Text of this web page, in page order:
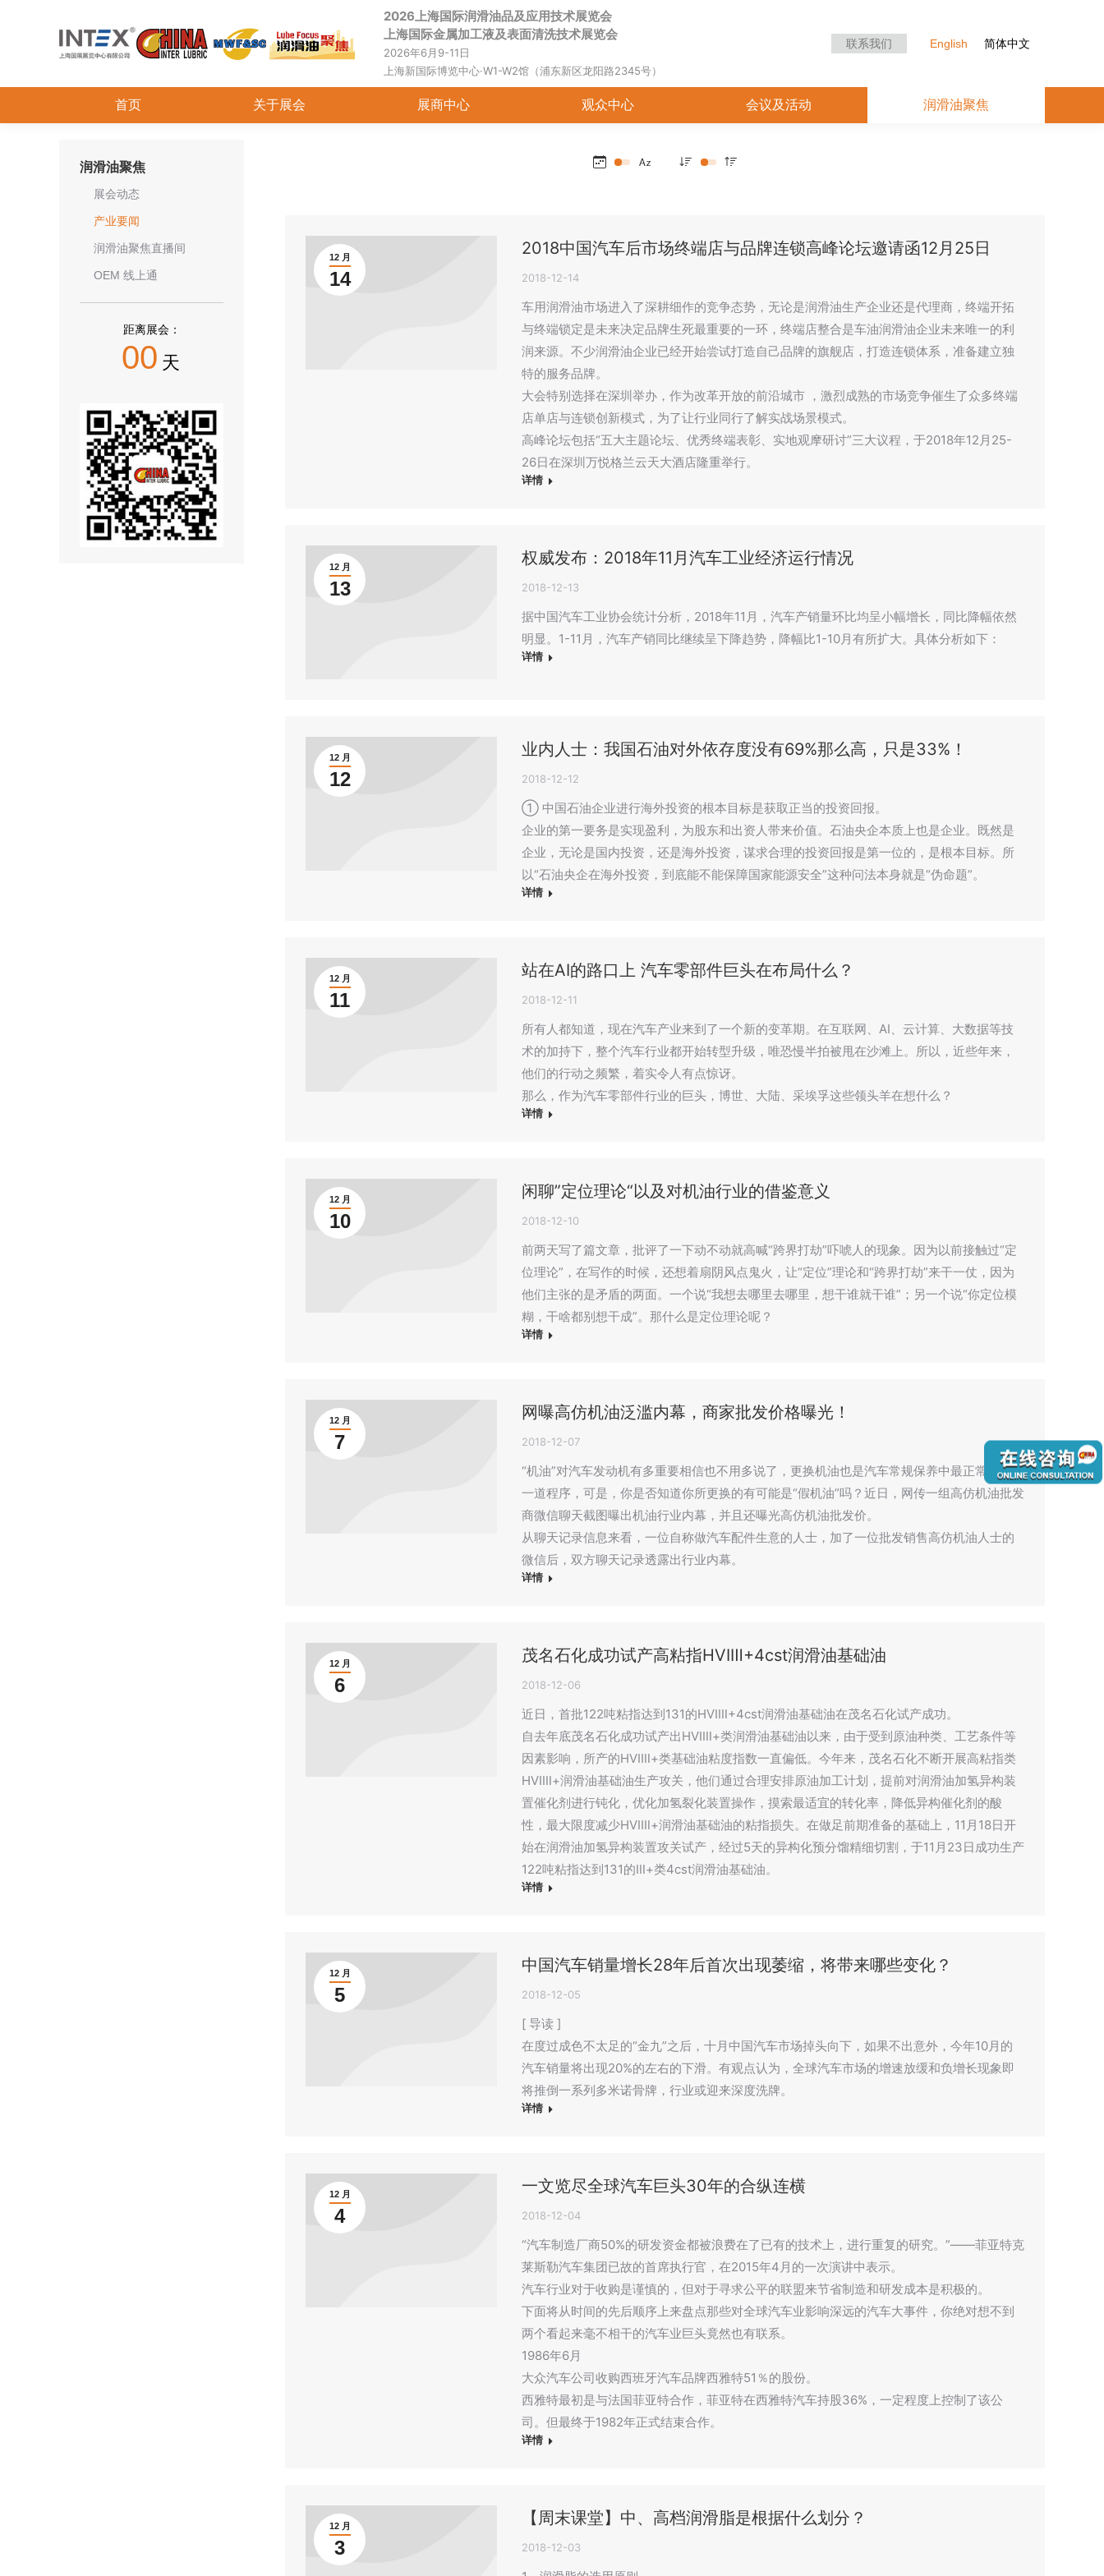
2026上海国际润滑油品及应用技术展览会
上海国际金属加工液及表面清洗技术展览会
2026年6月9-11日
上海新国际博览中心·W1-W2馆（浦东新区龙阳路2345号）
联系我们 English 简体中文
首页 关于展会 展商中心 观众中心 会议及活动 润滑油聚焦
12 月
14
2018中国汽车后市场终端店与品牌连锁高峰论坛邀请函12月25日
2018-12-14
车用润滑油市场进入了深耕细作的竞争态势，无论是润滑油生产企业还是代理商，终端开拓
与终端锁定是未来决定品牌生死最重要的一环，终端店整合是车油润滑油企业未来唯一的利
润来源。不少润滑油企业已经开始尝试打造自己品牌的旗舰店，打造连锁体系，准备建立独
特的服务品牌。
大会特别选择在深圳举办，作为改革开放的前沿城市 ，激烈成熟的市场竞争催生了众多终端
店单店与连锁创新模式，为了让行业同行了解实战场景模式。
高峰论坛包括“五大主题论坛、优秀终端表彰、实地观摩研讨”三大议程，于2018年12月25-
26日在深圳万悦格兰云天大酒店隆重举行。
详情
12 月
13
权威发布：2018年11月汽车工业经济运行情况
2018-12-13
据中国汽车工业协会统计分析，2018年11月，汽车产销量环比均呈小幅增长，同比降幅依然
明显。1-11月，汽车产销同比继续呈下降趋势，降幅比1-10月有所扩大。具体分析如下：
详情
12 月
12
业内人士：我国石油对外依存度没有69%那么高，只是33%！
2018-12-12
① 中国石油企业进行海外投资的根本目标是获取正当的投资回报。
企业的第一要务是实现盈利，为股东和出资人带来价值。石油央企本质上也是企业。既然是
企业，无论是国内投资，还是海外投资，谋求合理的投资回报是第一位的，是根本目标。所
以“石油央企在海外投资，到底能不能保障国家能源安全”这种问法本身就是“伪命题”。
详情
12 月
11
站在AI的路口上 汽车零部件巨头在布局什么？
2018-12-11
所有人都知道，现在汽车产业来到了一个新的变革期。在互联网、AI、云计算、大数据等技
术的加持下，整个汽车行业都开始转型升级，唯恐慢半拍被甩在沙滩上。所以，近些年来，
他们的行动之频繁，着实令人有点惊讶。
那么，作为汽车零部件行业的巨头，博世、大陆、采埃孚这些领头羊在想什么？
详情
12 月
10
闲聊”定位理论“以及对机油行业的借鉴意义
2018-12-10
前两天写了篇文章，批评了一下动不动就高喊“跨界打劫”吓唬人的现象。因为以前接触过“定
位理论”，在写作的时候，还想着扇阴风点鬼火，让“定位”理论和“跨界打劫”来干一仗，因为
他们主张的是矛盾的两面。一个说“我想去哪里去哪里，想干谁就干谁”；另一个说“你定位模
糊，干啥都别想干成”。那什么是定位理论呢？
详情
12 月
7
网曝高仿机油泛滥内幕，商家批发价格曝光！
2018-12-07
“机油”对汽车发动机有多重要相信也不用多说了，更换机油也是汽车常规保养中最正常不过的
一道程序，可是，你是否知道你所更换的有可能是“假机油”吗？近日，网传一组高仿机油批发
商微信聊天截图曝出机油行业内幕，并且还曝光高仿机油批发价。
从聊天记录信息来看，一位自称做汽车配件生意的人士，加了一位批发销售高仿机油人士的
微信后，双方聊天记录透露出行业内幕。
详情
12 月
6
茂名石化成功试产高粘指HVIⅢ+4cst润滑油基础油
2018-12-06
近日，首批122吨粘指达到131的HVIⅢ+4cst润滑油基础油在茂名石化试产成功。
自去年底茂名石化成功试产出HVIⅢ+类润滑油基础油以来，由于受到原油种类、工艺条件等
因素影响，所产的HVIⅢ+类基础油粘度指数一直偏低。今年来，茂名石化不断开展高粘指类
HVIⅢ+润滑油基础油生产攻关，他们通过合理安排原油加工计划，提前对润滑油加氢异构装
置催化剂进行钝化，优化加氢裂化装置操作，摸索最适宜的转化率，降低异构催化剂的酸
性，最大限度减少HVIⅢ+润滑油基础油的粘指损失。在做足前期准备的基础上，11月18日开
始在润滑油加氢异构装置攻关试产，经过5天的异构化预分馏精细切割，于11月23日成功生产
122吨粘指达到131的Ⅲ+类4cst润滑油基础油。
详情
12 月
5
中国汽车销量增长28年后首次出现萎缩，将带来哪些变化？
2018-12-05
[ 导读 ]
在度过成色不太足的“金九”之后，十月中国汽车市场掉头向下，如果不出意外，今年10月的
汽车销量将出现20%的左右的下滑。有观点认为，全球汽车市场的增速放缓和负增长现象即
将推倒一系列多米诺骨牌，行业或迎来深度洗牌。
详情
12 月
4
一文览尽全球汽车巨头30年的合纵连横
2018-12-04
“汽车制造厂商50%的研发资金都被浪费在了已有的技术上，进行重复的研究。”——菲亚特克
莱斯勒汽车集团已故的首席执行官，在2015年4月的一次演讲中表示。
汽车行业对于收购是谨慎的，但对于寻求公平的联盟来节省制造和研发成本是积极的。
下面将从时间的先后顺序上来盘点那些对全球汽车业影响深远的汽车大事件，你绝对想不到
两个看起来毫不相干的汽车业巨头竟然也有联系。
1986年6月
大众汽车公司收购西班牙汽车品牌西雅特51％的股份。
西雅特最初是与法国菲亚特合作，菲亚特在西雅特汽车持股36%，一定程度上控制了该公
司。但最终于1982年正式结束合作。
详情
12 月
3
【周末课堂】中、高档润滑脂是根据什么划分？
2018-12-03
润滑油聚焦
展会动态
产业要闻
润滑油聚焦直播间
OEM 线上通
距离展会：
00 天
首页 关于展会 展商中心